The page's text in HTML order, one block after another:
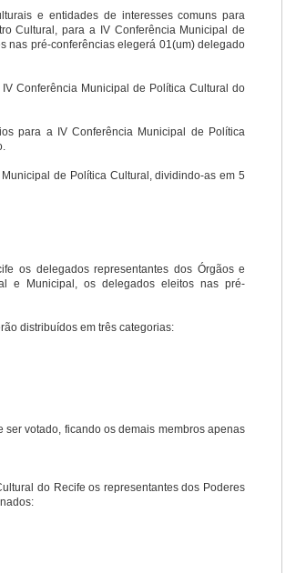
e entidades de interesses comuns para
Cultural, para a IV Conferência Municipal de
nas pré-conferências elegerá 01(um) delegado
Conferência Municipal de Política Cultural do
para a IV Conferência Municipal de Política
de Política Cultural, dividindo-as em 5
os delegados representantes dos Órgãos e
e Municipal, os delegados eleitos nas pré-
distribuídos em três categorias:
votado, ficando os demais membros apenas
do Recife os representantes dos Poderes